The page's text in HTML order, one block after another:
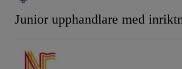
Junior upphandlare med